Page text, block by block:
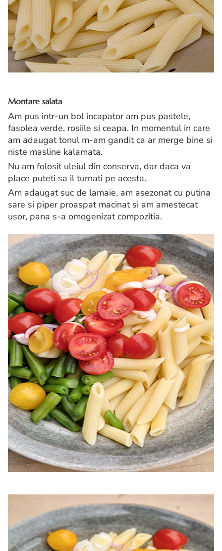
Montare salata
Am pus intr-un bol incapator am pus pastele,
fasolea verde, rosiile si ceapa. In momentul in care
am adaugat tonul m-am gandit ca ar merge bine si
niste masline kalamata.
Nu am folosit uleiul din conserva, dar daca va
place puteti sa il turnati pe acesta.
Am adaugat suc de lamaie, am asezonat cu putina
sare si piper proaspat macinat si am amestecat
usor, pana s-a omogenizat compozitia.